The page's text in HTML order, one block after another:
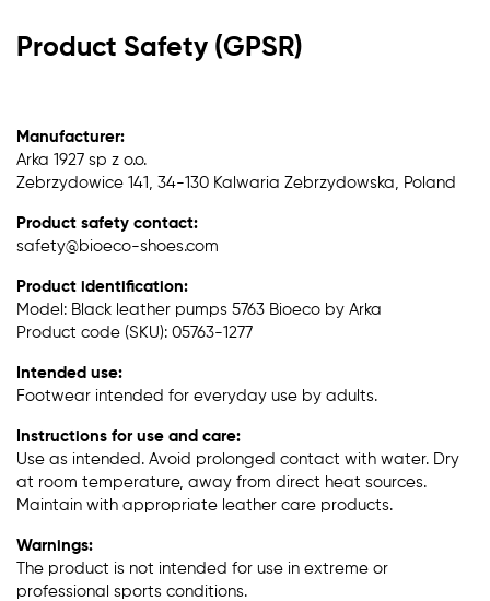
Product Safety (GPSR)
Manufacturer:
Arka 1927 sp z o.o.
Zebrzydowice 141, 34-130 Kalwaria Zebrzydowska, Poland
Product safety contact:
safety@bioeco-shoes.com
Product identification:
Model: Black leather pumps 5763 Bioeco by Arka
Product code (SKU): 05763-1277
Intended use:
Footwear intended for everyday use by adults.
Instructions for use and care:
Use as intended. Avoid prolonged contact with water. Dry
at room temperature, away from direct heat sources.
Maintain with appropriate leather care products.
Warnings:
The product is not intended for use in extreme or
professional sports conditions.